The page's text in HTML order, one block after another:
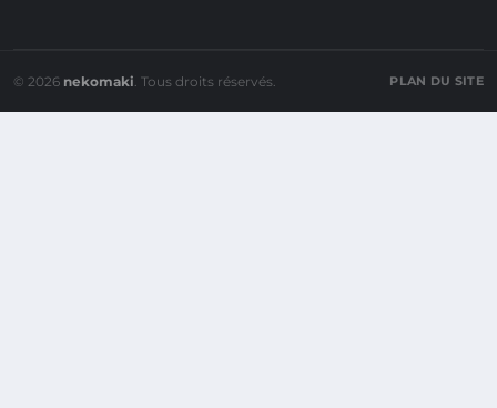
© 2026 nekomaki. Tous droits réservés. PLAN DU SITE